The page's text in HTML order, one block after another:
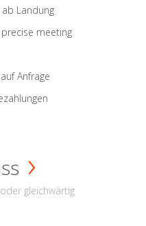
Landung
meeting
Anfrage
gleichwärtig